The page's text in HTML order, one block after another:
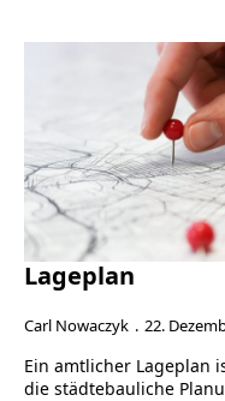
Lageplan
Carl Nowaczyk 22.
Ein amtlicher Lageplan
die städtebauliche